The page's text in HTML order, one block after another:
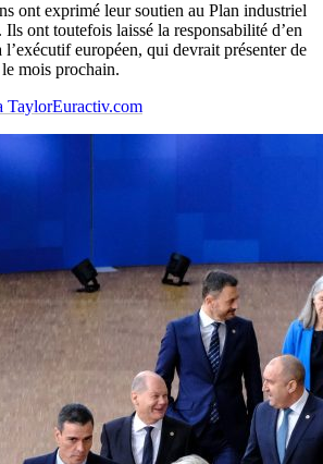
ont exprimé leur soutien au Plan industriel
ont toutefois laissé la responsabilité d’en
l’exécutif européen, qui devrait présenter de
mois prochain.
TaylorEuractiv.com